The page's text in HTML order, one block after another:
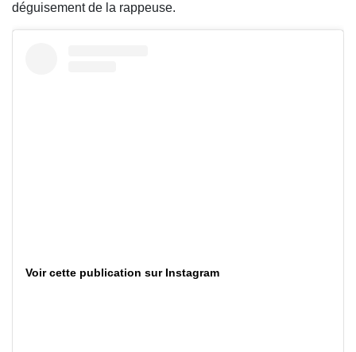
déguisement de la rappeuse.
Voir cette publication sur Instagram